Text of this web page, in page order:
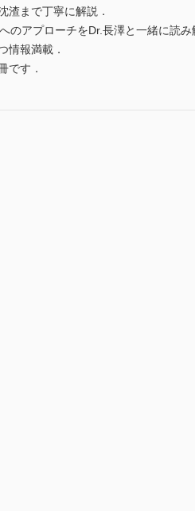
渣まで丁寧に解説．
のアプローチをDr.長澤と一緒に読み
情報満載．
です．